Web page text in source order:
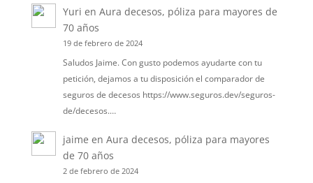
Yuri enAura decesos, póliza para mayores de
70 años
19 de febrero de 2024
Saludos Jaime. Con gusto podemos ayudarte con tu
petición, dejamos a tu disposición el comparador de
seguros de decesos https://www.seguros.dev/seguros-
de/decesos.…
jaime enAura decesos, póliza para mayores
de 70 años
2 de febrero de 2024